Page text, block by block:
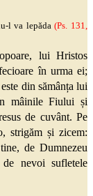
l va lepăda(Ps. 131,
lui Hristos
în urma ei;
din sămânța lui
mâinile Fiului și
de cuvânt. Pe
strigăm și zicem:
de Dumnezeu
nevoi sufletele